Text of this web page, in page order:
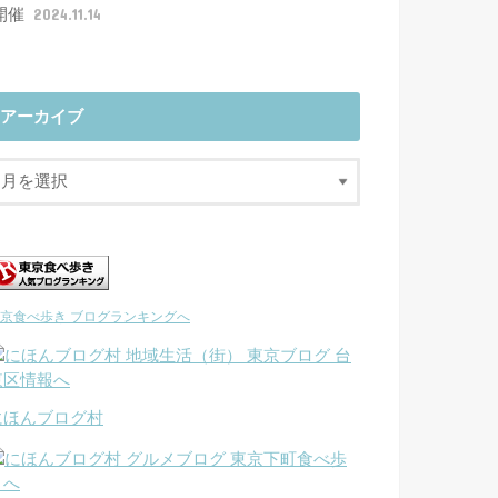
催 2024.11.14
アーカイブ
食べ歩き ブログランキングへ
ほんブログ村